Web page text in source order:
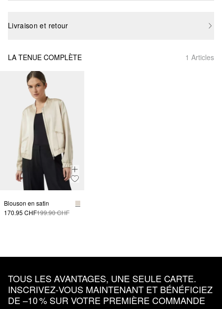
Livraison et retour
LA TENUE COMPLÈTE 1 Articles
Blouson en satin
170.95 CHF199.90 CHF
TOUS LES AVANTAGES, UNE SEULE CARTE.
INSCRIVEZ‑VOUS MAINTENANT ET BÉNÉFICIEZ
DE –10 % SUR VOTRE PREMIÈRE COMMANDE